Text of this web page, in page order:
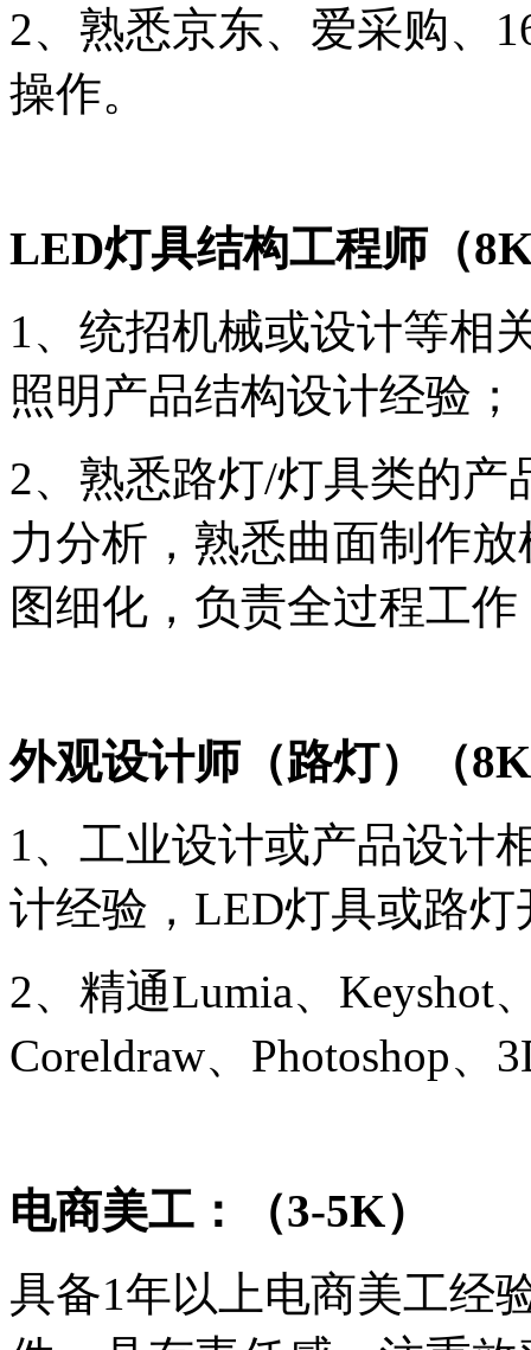
2、熟悉京东、爱采购、
操作。
LED灯具结构工程师 （8
1、统招机械或设计等相
照明产品结构设计经验；
2、 熟悉路灯/灯具类的产
力分析，熟悉曲面制作放
图细化，负责全过程工
外观设计师（路灯） （8K
1、工业设计或产品设计
计经验，LED灯具或路
2、精通Lumia、Keyshot
Coreldraw、Photoshop、
电商美工 ： （3-5K）
具备1年以上电商美工经